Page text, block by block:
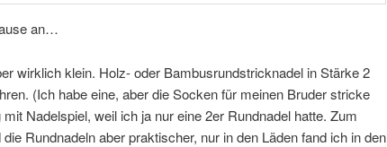
an…
wirklich klein. Holz- oder Bambusrundstricknadel in Stärke 2
(Ich habe eine, aber die Socken für meinen Bruder stricke
Nadelspiel, weil ich ja nur eine 2er Rundnadel hatte. Zum
Rundnadeln aber praktischer, nur in den Läden fand ich in den